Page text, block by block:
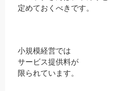
定めておくべきです。
小規模経営では
サービス提供料が
限られています。